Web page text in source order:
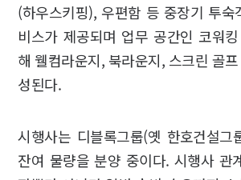
(하우스키핑), 우편함 등 중장기 투숙
비스가 제공되며 업무 공간인 코워
해 웰컴라운지, 북라운지, 스크린 골
성된다.
시행사는 디블록그룹(옛 한호건설그
잔여 물량을 분양 중이다. 시행사 관